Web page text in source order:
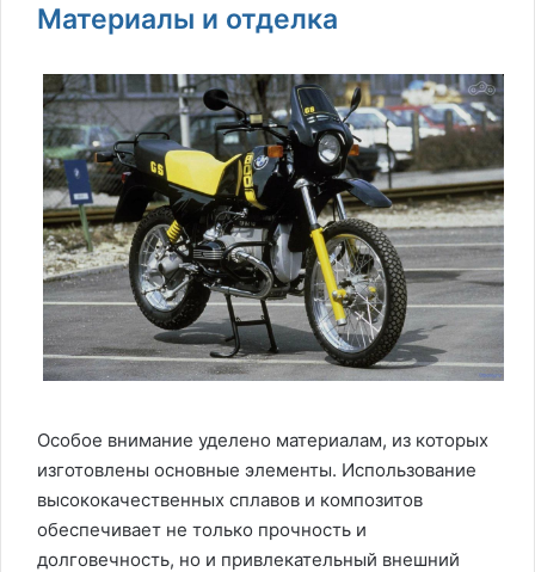
Материалы и отделка
Особое внимание уделено материалам, из которых
изготовлены основные элементы. Использование
высококачественных сплавов и композитов
обеспечивает не только прочность и
долговечность, но и привлекательный внешний